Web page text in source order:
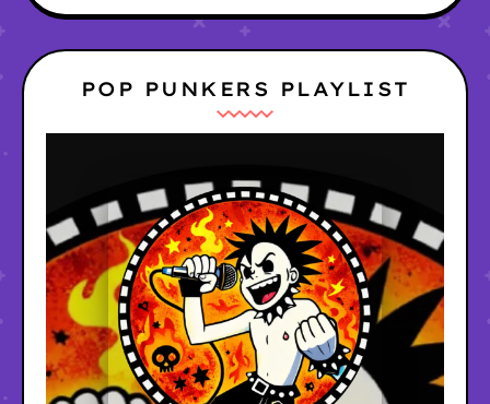
POP PUNKERS PLAYLIST